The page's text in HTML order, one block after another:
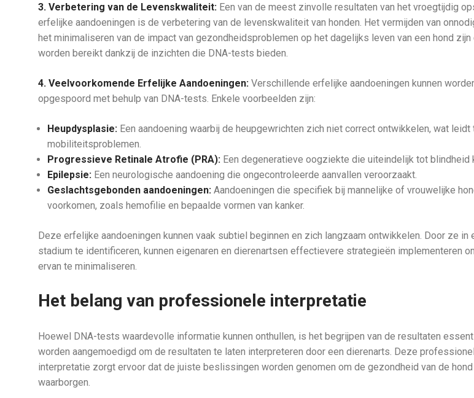
3. Verbetering van de Levenskwaliteit: Een van de meest zinvolle resultaten van het vroegtijdig
erfelijke aandoeningen is de verbetering van de levenskwaliteit van honden. Het vermijden van
het minimaliseren van de impact van gezondheidsproblemen op het dagelijks leven van een hond
worden bereikt dankzij de inzichten die DNA-tests bieden.
4. Veelvoorkomende Erfelijke Aandoeningen: Verschillende erfelijke aandoeningen kunnen
opgespoord met behulp van DNA-tests. Enkele voorbeelden zijn:
Heupdysplasie: Een aandoening waarbij de heupgewrichten zich niet correct ontwikkelen, wat leidt
mobiliteitsproblemen.
Progressieve Retinale Atrofie (PRA): Een degeneratieve oogziekte die uiteindelijk tot blindheid
Epilepsie: Een neurologische aandoening die ongecontroleerde aanvallen veroorzaakt.
Geslachtsgebonden aandoeningen: Aandoeningen die specifiek bij mannelijke of vrouwelijke
voorkomen, zoals hemofilie en bepaalde vormen van kanker.
Deze erfelijke aandoeningen kunnen vaak subtiel beginnen en zich langzaam ontwikkelen. Door ze in
stadium te identificeren, kunnen eigenaren en dierenartsen effectievere strategieën implementeren
ervan te minimaliseren.
Het belang van professionele interpretatie
Hoewel DNA-tests waardevolle informatie kunnen onthullen, is het begrijpen van de resultaten
worden aangemoedigd om de resultaten te laten interpreteren door een dierenarts. Deze
interpretatie zorgt ervoor dat de juiste beslissingen worden genomen om de gezondheid van de
waarborgen.